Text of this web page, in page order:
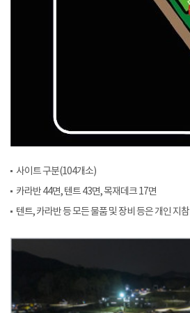
사이트 구분(104개소)
카라반 44면, 텐트 43면, 목재데크 17면
텐트, 카라반 등 모든 물품 및 장비 등은 개인 지참